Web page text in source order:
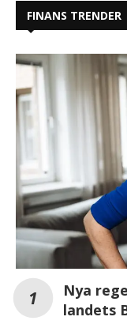
FINANS TRENDER
Nya
landets